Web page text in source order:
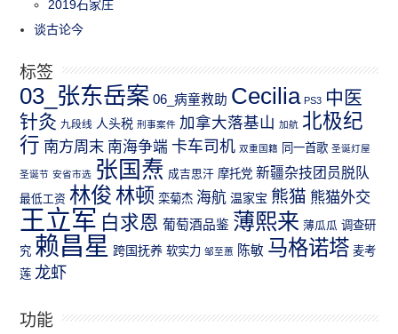
2019石家庄
谈古论今
标签
03_张东岳案 06_病童救助 Cecilia PS3 中医
针灸 九段线 人头税 刑事案件 加拿大落基山 加航 北极纪
行 南方周末 南海争端 卡车司机 双重国籍 同一首歌 圣诞灯屋
圣诞节 安省市选 张国焘 成吉思汗 摩托党 新疆杂技团员脱队
最低工资 林俊 林顿 栾菊杰 海航 温家宝 熊猫 熊猫外交
王立军 白求恩 葡萄酒品鉴 薄熙来 薄瓜瓜 调查研
究 赖昌星 跨国抚养 软实力 邹至蕙 陈敏 马格诺塔 麦考
莲 龙虾
功能